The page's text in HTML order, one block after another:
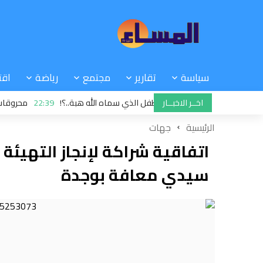
سياسة تقارير مجتمع رياضة
اخــر الاخبــار
لا يثبت نسبه.. أم الطفل الذي سماه الله هبة..؟! 22:39 محروقات:
الرئيسية جهات
اتفاقية شراكة لإنجاز
سيدي معافة بوجدة